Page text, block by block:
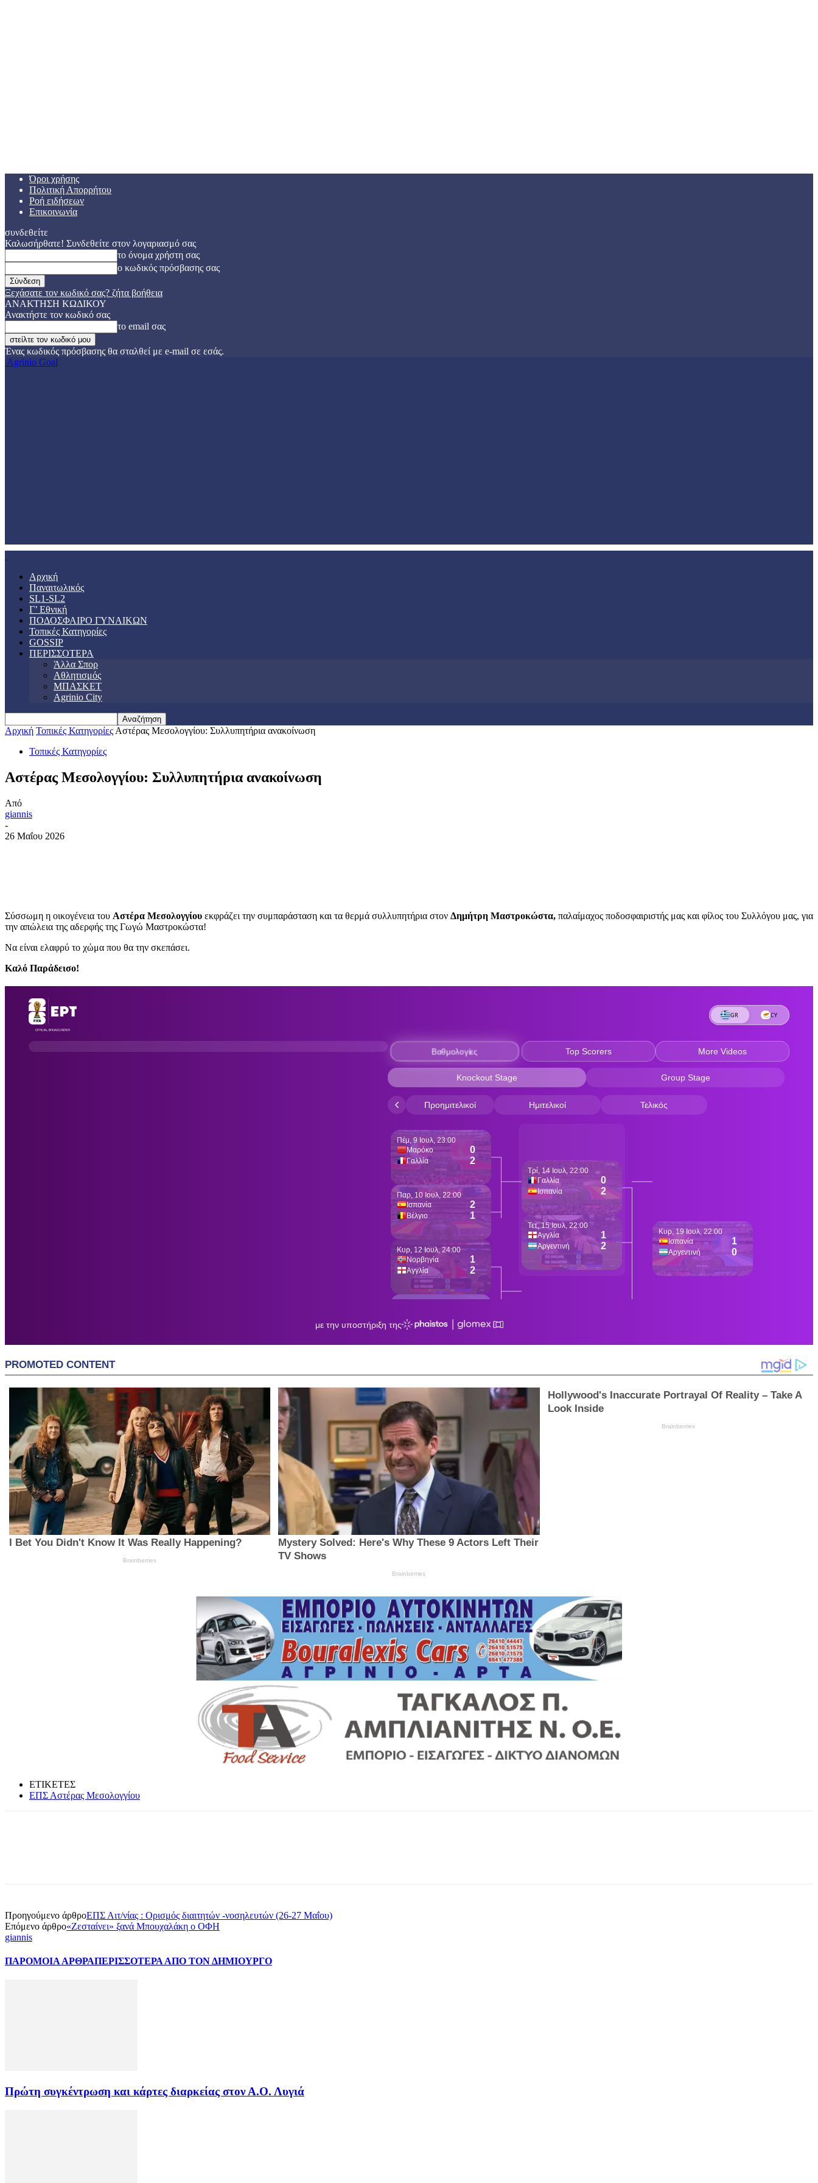
Όροι χρήσης
Πολιτική Απορρήτου
Ροή ειδήσεων
Επικοινωνία
συνδεθείτε
Καλωσήρθατε! Συνδεθείτε στον λογαριασμό σας
το όνομα χρήστη σας
ο κωδικός πρόσβασης σας
Ξεχάσατε τον κωδικό σας? ζήτα βοήθεια
ΑΝΑΚΤΗΣΗ ΚΩΔΙΚΟΥ
Ανακτήστε τον κωδικό σας
το email σας
Ένας κωδικός πρόσβασης θα σταλθεί με e-mail σε εσάς.
Agrinio Goal
Αρχική
Παναιτωλικός
SL1-SL2
Γ’ Εθνική
ΠΟΔΟΣΦΑΙΡΟ ΓΥΝΑΙΚΩΝ
Τοπικές Κατηγορίες
GOSSIP
ΠΕΡΙΣΣΟΤΕΡΑ
Άλλα Σπορ
Αθλητισμός
ΜΠΑΣΚΕΤ
Agrinio City
Αρχική Τοπικές Κατηγορίες Αστέρας Μεσολογγίου: Συλλυπητήρια ανακοίνωση
Τοπικές Κατηγορίες
Αστέρας Μεσολογγίου: Συλλυπητήρια ανακοίνωση
Από
giannis
-
26 Μαΐου 2026
Σύσσωμη η οικογένεια του Αστέρα Μεσολογγίου εκφράζει την συμπαράσταση και τα θερμά συλλυπητήρια στον Δημήτρη Μαστροκώστα, παλαίμαχος ποδοσφαιριστής μας και φίλος του Συλλόγου μας, για
την απώλεια της αδερφής της Γωγώ Μαστροκώστα!
Να είναι ελαφρύ το χώμα που θα την σκεπάσει.
Καλό Παράδεισο!
ΕΤΙΚΕΤΕΣ
ΕΠΣ Αστέρας Μεσολογγίου
Προηγούμενο άρθροΕΠΣ Αιτ/νίας : Ορισμός διαιτητών -νοσηλευτών (26-27 Μαΐου)
Επόμενο άρθρο«Ζεσταίνει» ξανά Μπουχαλάκη ο ΟΦΗ
giannis
ΠΑΡΟΜΟΙΑ ΑΡΘΡΑΠΕΡΙΣΣΟΤΕΡΑ ΑΠΟ ΤΟΝ ΔΗΜΙΟΥΡΓΟ
Πρώτη συγκέντρωση και κάρτες διαρκείας στον Α.Ο. Λυγιά